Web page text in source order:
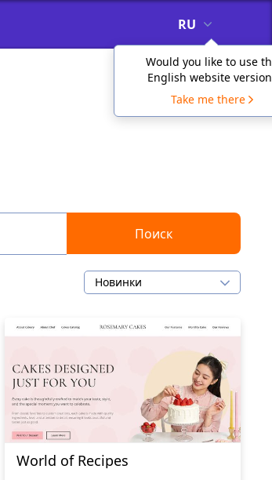
RU
Would you like to use
English website
Take me there
Поиск
Новинки
World of Recipes